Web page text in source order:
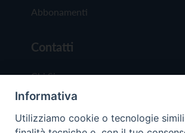
Abbonamenti
Contatti
Chi Siamo
Redazione
Scrivici
Informativa
Utilizziamo cookie o tecnologie